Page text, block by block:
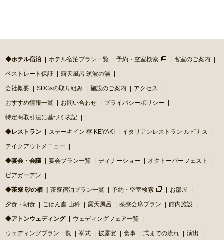
◆ホテル宿泊 ホテル宿泊プラン一覧 予約・空室検索 客室のご案内
ベストレート保証 露天風呂 筑波の湯
会社概要 SDGsの取り組み 施設のご案内 アクセス
おすすめ情報一覧 お問い合わせ プライバシーポリシー
特定商取引法に基づく表記
◆レストラン ステーキイン 欅 KEYAKI イタリアンレストラン ルピナス
テイクアウトメニュー
◆宴会・会議 宴会プラン一覧 ディナーショー オクトーバーフェスト
ビアガーデン
◆茶寮 砂の栖 茶寮宿泊プラン一覧 予約・空室検索 お部屋
夕食・朝食 ごはん處 山科 露天風呂 茶寮会席プラン 館内施設
◆アトンウェディング ウェディングフェア一覧
ウェディングプラン一覧 挙式 披露宴 食事 式までの流れ 演出